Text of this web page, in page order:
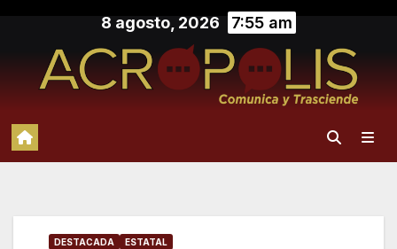
contenido
8 agosto, 2026 7:55 am
DESTACADA ESTATAL